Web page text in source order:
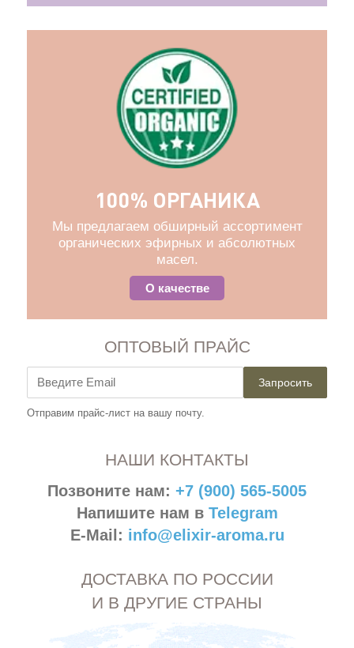
100% ОРГАНИКА
Мы предлагаем обширный ассортимент
органических эфирных и абсолютных
масел.
О качестве
ОПТОВЫЙ ПРАЙС
Запросить
Отправим прайс-лист на вашу почту.
НАШИ КОНТАКТЫ
Позвоните нам: +7 (900) 565-5005
Напишите нам в Telegram
E-Mail: info@elixir-aroma.ru
ДОСТАВКА ПО РОССИИ
И В ДРУГИЕ СТРАНЫ